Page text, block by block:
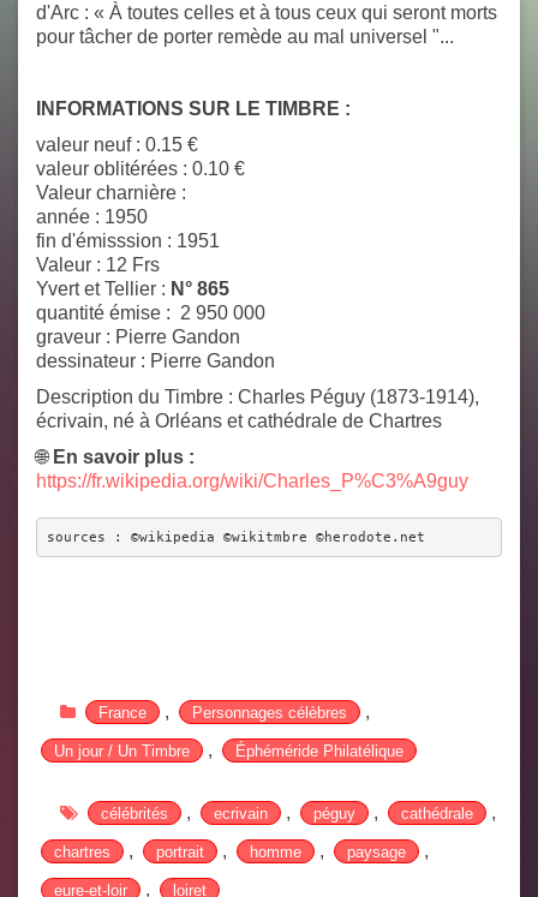
d'Arc : « À toutes celles et à tous ceux qui seront morts
pour tâcher de porter remède au mal universel "...
INFORMATIONS SUR LE TIMBRE :
valeur neuf : 0.15 €
valeur oblitérées : 0.10 €
Valeur charnière :
année : 1950
fin d'émisssion : 1951
Valeur : 12 Frs
Yvert et Tellier : N° 865
quantité émise : 2 950 000
graveur : Pierre Gandon
dessinateur : Pierre Gandon
Description du Timbre : Charles Péguy (1873-1914),
écrivain, né à Orléans et cathédrale de Chartres
🌐 En savoir plus :
https://fr.wikipedia.org/wiki/Charles_P%C3%A9guy
sources : ©wikipedia ©wikitmbre ©herodote.net
France , Personnages célèbres ,
Un jour / Un Timbre , Éphéméride Philatélique
célébrités , ecrivain , péguy , cathédrale ,
chartres , portrait , homme , paysage ,
eure-et-loir , loiret